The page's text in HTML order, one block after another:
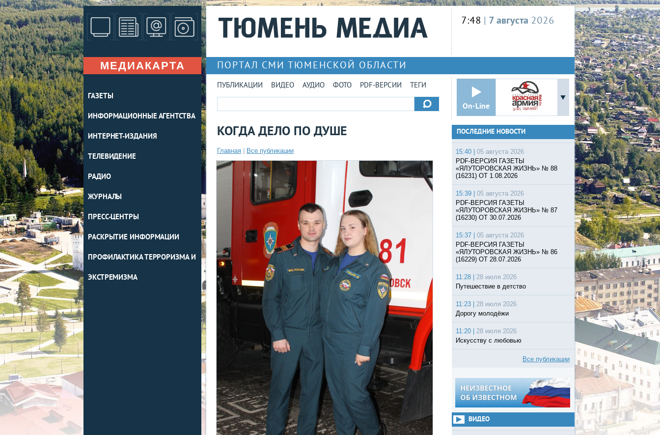
МЕДИАКАРТА
ГАЗЕТЫ
ИНФОРМАЦИОННЫЕ АГЕНТСТВА
ИНТЕРНЕТ-ИЗДАНИЯ
ТЕЛЕВИДЕНИЕ
РАДИО
ЖУРНАЛЫ
ПРЕСС-ЦЕНТРЫ
РАСКРЫТИЕ ИНФОРМАЦИИ
ПРОФИЛАКТИКА ТЕРРОРИЗМА И
ЭКСТРЕМИЗМА
7:48 | 7 августа 2026
ПОРТАЛ СМИ ТЮМЕНСКОЙ ОБЛАСТИ
ПУБЛИКАЦИИ ВИДЕО АУДИО ФОТО PDF-ВЕРСИИ ТЕГИ
On-Line
КОГДА ДЕЛО ПО ДУШЕ
Главная Все публикации
ПОСЛЕДНИЕ НОВОСТИ
15:40 |
05 августа 2026
PDF-ВЕРСИЯ ГАЗЕТЫ
«ЯЛУТОРОВСКАЯ ЖИЗНЬ» № 88
(16231) ОТ 1.08.2026
15:39 |
05 августа 2026
PDF-ВЕРСИЯ ГАЗЕТЫ
«ЯЛУТОРОВСКАЯ ЖИЗНЬ» № 87
(16230) ОТ 30.07.2026
15:37 |
05 августа 2026
PDF-ВЕРСИЯ ГАЗЕТЫ
«ЯЛУТОРОВСКАЯ ЖИЗНЬ» № 86
(16229) ОТ 28.07.2026
11:28 |
28 июля 2026
Путешествие в детство
11:23 |
28 июля 2026
Дорогу молодёжи
11:20 |
28 июля 2026
Искусству с любовью
Все публикации
ВИДЕО